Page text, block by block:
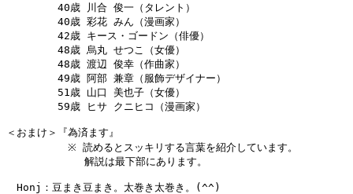
40歳 川合 俊一（タレント）
40歳 彩花 みん（漫画家）
42歳 キース・ゴードン（俳優）
48歳 烏丸 せつこ（女優）
48歳 渡辺 俊幸（作曲家）
49歳 阿部 兼章（服飾デザイナー）
51歳 山口 美也子（女優）
59歳 ヒサ クニヒコ（漫画家）
＜おまけ＞『為済ます』
※ 読めるとスッキリする言葉を紹介しています。
解説は最下部にあります。
Honj：豆まき豆まき。太巻き太巻き。(^^)